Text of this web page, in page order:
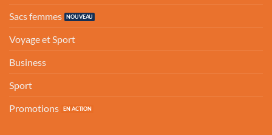
Sacs femmes
Voyage et Sport
Business
Sport
Promotions